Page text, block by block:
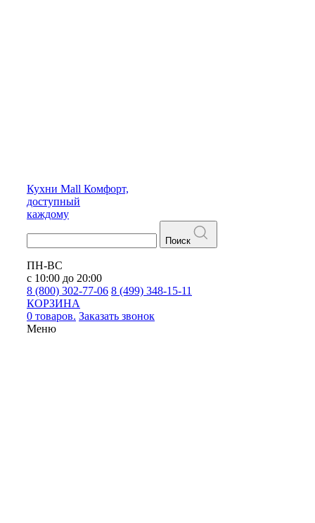
Кухни Mall Комфорт,
доступный
каждому
Поиск
ПН-ВС
с 10:00 до 20:00
8 (800) 302-77-06 8 (499) 348-15-11
КОРЗИНА
0 товаров. Заказать звонок
Меню